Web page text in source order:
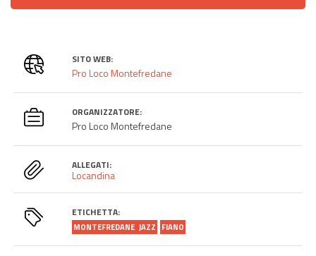
SITO WEB:
Pro Loco Montefredane
ORGANIZZATORE:
Pro Loco Montefredane
ALLEGATI:
Locandina
ETICHETTA:
MONTEFREDANE JAZZ FIANO